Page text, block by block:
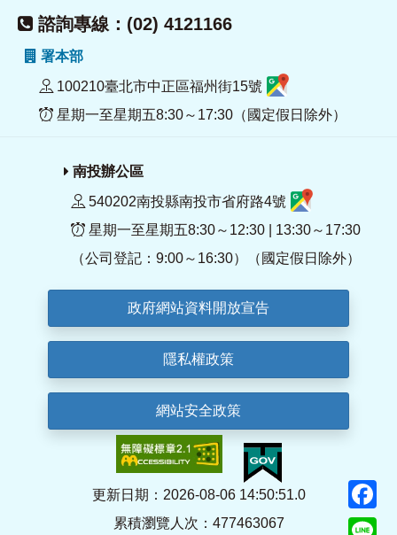
諮詢專線：(02) 4121166
署本部
100210臺北市中正區福州街15號
星期一至星期五8:30～17:30（國定假日除外）
南投辦公區
540202南投縣南投市省府路4號
星期一至星期五8:30～12:30 | 13:30～17:30
（公司登記：9:00～16:30）（國定假日除外）
政府網站資料開放宣告
隱私權政策
網站安全政策
更新日期：2026-08-06 14:50:51.0
累積瀏覽人次：477463067